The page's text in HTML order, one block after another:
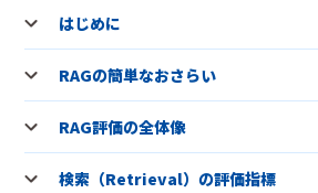
はじめに
RAGの簡単なおさらい
RAG評価の全体像
検索（Retrieval）の評価指標